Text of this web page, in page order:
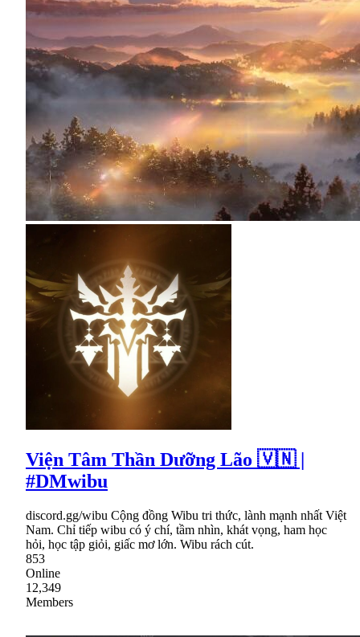
Viện Tâm Thần Dưỡng Lão 🇻🇳 |
#DMwibu
discord.gg/wibu Cộng đồng Wibu tri thức, lành mạnh nhất Việt
Nam. Chỉ tiếp wibu có ý chí, tầm nhìn, khát vọng, ham học
hỏi, học tập giỏi, giấc mơ lớn. Wibu rách cút.
853
Online
12,349
Members